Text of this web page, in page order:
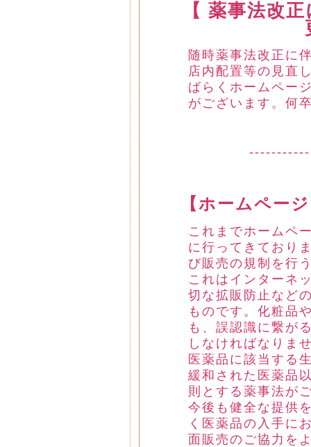
【 薬事法改
随時薬事法改正に
店内配置等の見直
ばらくホームペー
がございます。何
【ホームページ
これまでホームペ
に行ってきており
び販売の規制を行
これはインターネ
切な拡販防止など
ものです。化粧品
も、誤認識に繋が
しなければなりま
医薬品に該当する
緩和された医薬品
則とする薬事法が
今後も健全な提供
く医薬品の入手に
面販売のご協力を